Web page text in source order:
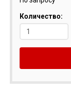
Количество: